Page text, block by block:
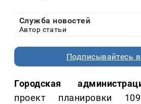
Служба новостей
Автор статьи
Подписывайтесь
Городская
проект планировки